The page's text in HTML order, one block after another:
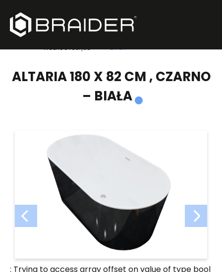
PRODUKTY
WOLNOSTOJĄCE
BIAŁA
ALTARIA 180 X 82 CM , CZARNO
– BIAŁA
: Trying to access array offset on value of type bool